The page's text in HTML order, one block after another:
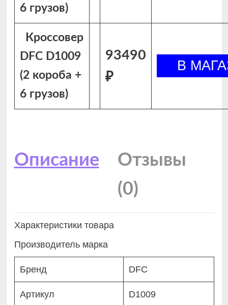
6 грузов)
Кроссовер
DFC D1009
(2 короба +
6 грузов)
93490
₽
Описание
Отзывы
(0)
Характеристики товара
Производитель марка
Бренд DFC
Артикул D1009